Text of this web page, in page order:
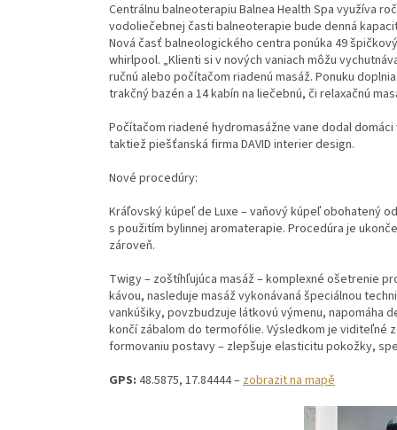
Centrálnu balneoterapiu Balnea Health Spa využíva
vodoliečebnej časti balneoterapie bude denná
Nová časť balneologického centra ponúka 49
whirlpool. „Klienti si v nových vaniach môžu
ručnú alebo počítačom riadenú masáž. Ponuku
trakčný bazén a 14 kabín na liečebnú, či relaxačnú
Počítačom riadené hydromasážne vane dodal
taktiež piešťanská firma DAVID interier design.
Nové procedúry:
Kráľovský kúpeľ de Luxe – vaňový kúpeľ obohatený
s použitím bylinnej aromaterapie. Procedúra je
zároveň.
Twigy – zoštíhľujúca masáž – komplexné ošetrenie
kávou, nasleduje masáž vykonávaná špeciálnou
vankúšiky, povzbudzuje látkovú výmenu, napomáha
končí zábalom do termofólie. Výsledkom je viditeľné
formovaniu postavy – zlepšuje elasticitu pokožky,
GPS: 48.5875, 17.84444 –zobrazit na mapě